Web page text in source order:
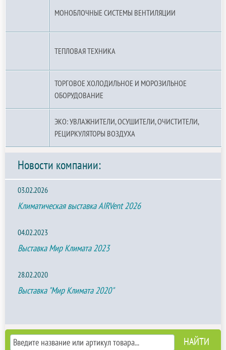
МОНОБЛОЧНЫЕ СИСТЕМЫ ВЕНТИЛЯЦИИ
ТЕПЛОВАЯ ТЕХНИКА
ТОРГОВОЕ ХОЛОДИЛЬНОЕ И МОРОЗИЛЬНОЕ
ОБОРУДОВАНИЕ
ЭКО: УВЛАЖНИТЕЛИ, ОСУШИТЕЛИ, ОЧИСТИТЕЛИ,
РЕЦИРКУЛЯТОРЫ ВОЗДУХА
Новости компании:
03.02.2026
Климатическая выставка AIRVent 2026
04.02.2023
Выставка Мир Климата 2023
28.02.2020
Выставка "Мир Климата 2020"